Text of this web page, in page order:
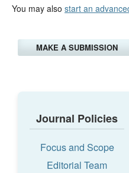
You may also start an
MAKE A SUBMISSION
Journal Policies
Focus and Scope
Editorial Team